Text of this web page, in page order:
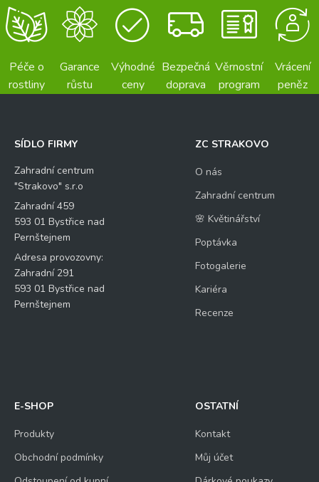
Péče o
rostliny
Garance
růstu
Výhodné
ceny
Bezpečná
doprava
Věrnostní
program
Vrácení
peněz
SÍDLO FIRMY
Zahradní centrum
"Strakovo" s.r.o
Zahradní 459
593 01 Bystřice nad
Pernštejnem
Adresa provozovny:
Zahradní 291
593 01 Bystřice nad
Pernštejnem
ZC STRAKOVO
O nás
Zahradní centrum
🌸 Květinářství
Poptávka
Fotogalerie
Kariéra
Recenze
E-SHOP
Produkty
Obchodní podmínky
OSTATNÍ
Kontakt
Můj účet